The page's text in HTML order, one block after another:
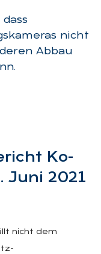
nicht
Abbau
Ko­
Juni 2021
nicht dem